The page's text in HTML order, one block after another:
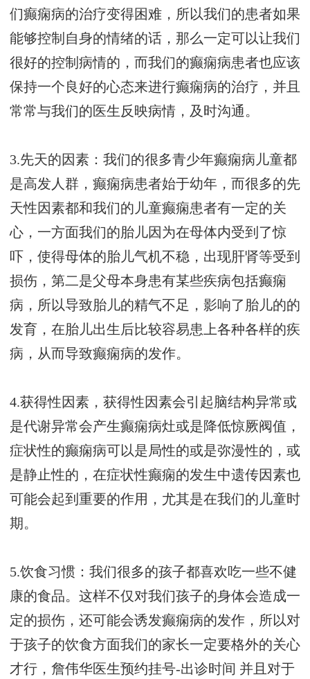
们癫痫病的治疗变得困难，所以我们的患者如果
能够控制自身的情绪的话，那么一定可以让我们
很好的控制病情的，而我们的癫痫病患者也应该
保持一个良好的心态来进行癫痫病的治疗，并且
常常与我们的医生反映病情，及时沟通。
3.先天的因素：我们的很多青少年癫痫病儿童都
是高发人群，癫痫病患者始于幼年，而很多的先
天性因素都和我们的儿童癫痫患者有一定的关
心，一方面我们的胎儿因为在母体内受到了惊
吓，使得母体的胎儿气机不稳，出现肝肾等受到
损伤，第二是父母本身患有某些疾病包括癫痫
病，所以导致胎儿的精气不足，影响了胎儿的的
发育，在胎儿出生后比较容易患上各种各样的疾
病，从而导致癫痫病的发作。
4.获得性因素，获得性因素会引起脑结构异常或
是代谢异常会产生癫痫病灶或是降低惊厥阀值，
症状性的癫痫病可以是局性的或是弥漫性的，或
是静止性的，在症状性癫痫的发生中遗传因素也
可能会起到重要的作用，尤其是在我们的儿童时
期。
5.饮食习惯：我们很多的孩子都喜欢吃一些不健
康的食品。这样不仅对我们孩子的身体会造成一
定的损伤，还可能会诱发癫痫病的发作，所以对
于孩子的饮食方面我们的家长一定要格外的关心
才行， 詹伟华医生预约挂号-出诊时间 并且对于